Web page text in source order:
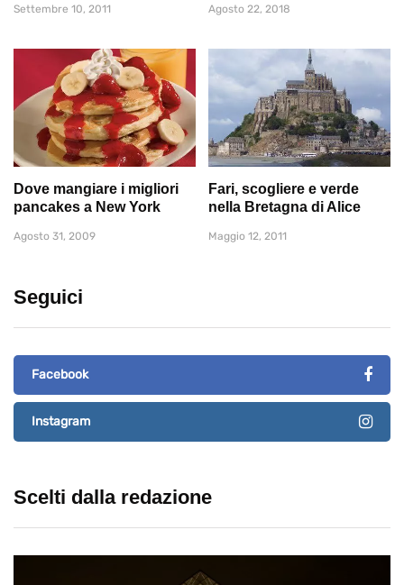
Settembre 10, 2011 Agosto 22, 2018
Dove mangiare i migliori
pancakes a New York
Agosto 31, 2009
Fari, scogliere e verde
nella Bretagna di Alice
Maggio 12, 2011
Seguici
Facebook
Instagram
Scelti dalla redazione